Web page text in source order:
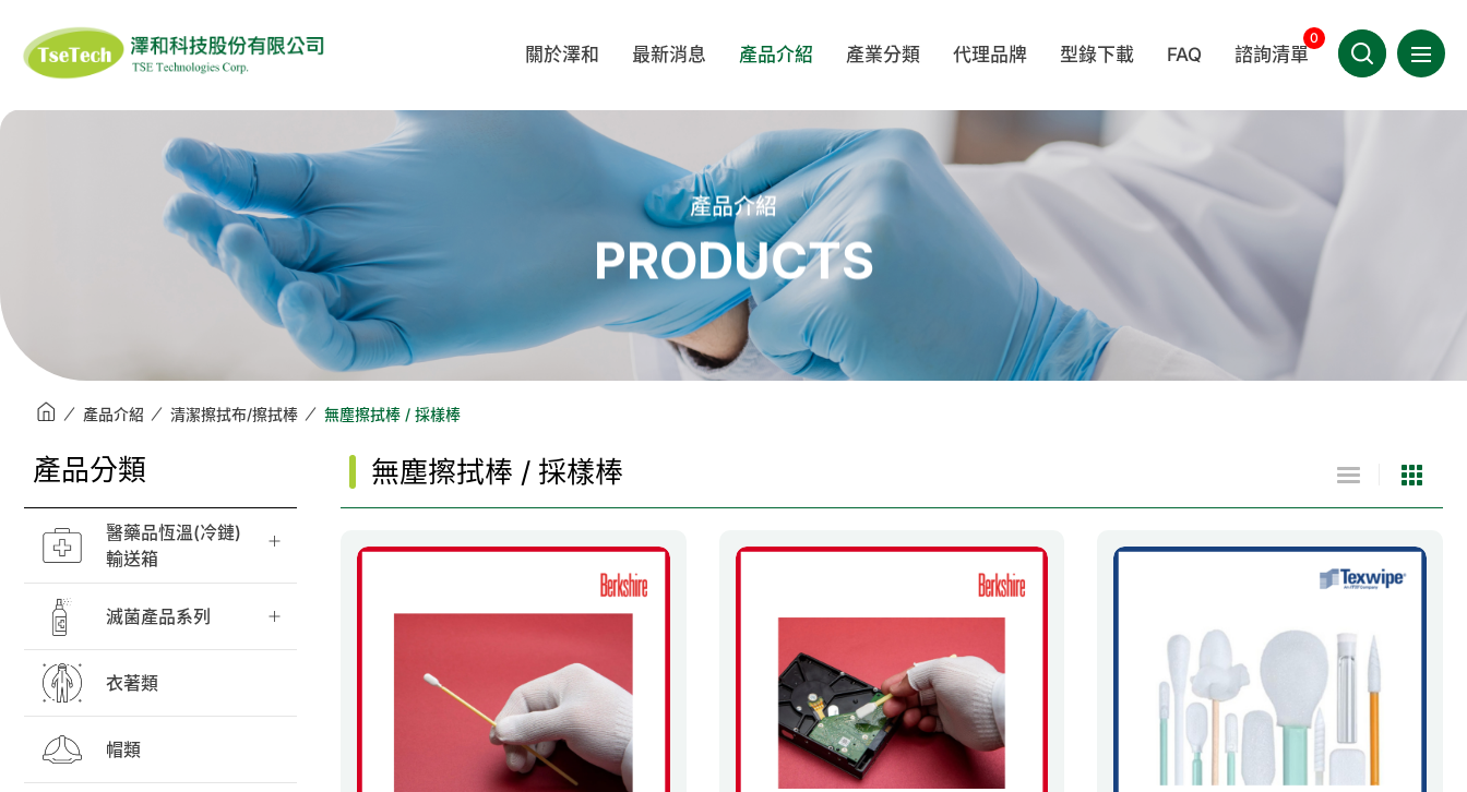
澤和科技有限公司
選單導
關於澤和 最新消息 產品介紹
醫藥品恆溫(冷鏈)輸
滅菌產品系列 帽類 鞋類 配件類 一次性拋棄性耗材
口罩/面罩 清潔工具/溶劑 清潔擦拭布/擦拭棒
產業分類 代理品牌
ISOFIELD SIGIYAMA-GEN BIOCLEAN TEXWIPE VILEDA BERKSHIRE
DUPONT TYVEK DUPONT 杜邦 MOTEX TRONPOWER OPTIMA WINCESS KIMTECH®
PROTOS SHIRUDO Evolguard 醫博康 SHOWA
型錄下載 FAQ
技術相關
其他相關
疾病相關
諮詢清單
0
會員專區
繁體中文
產品介紹
PRODUCTS
產品介紹 清潔擦拭布/擦拭棒 無塵擦拭棒 / 採樣棒
產品分類
醫藥品恆溫(冷鏈)
輸送箱
滅菌產品系列
衣著類
帽類
無塵擦拭棒 / 採樣棒